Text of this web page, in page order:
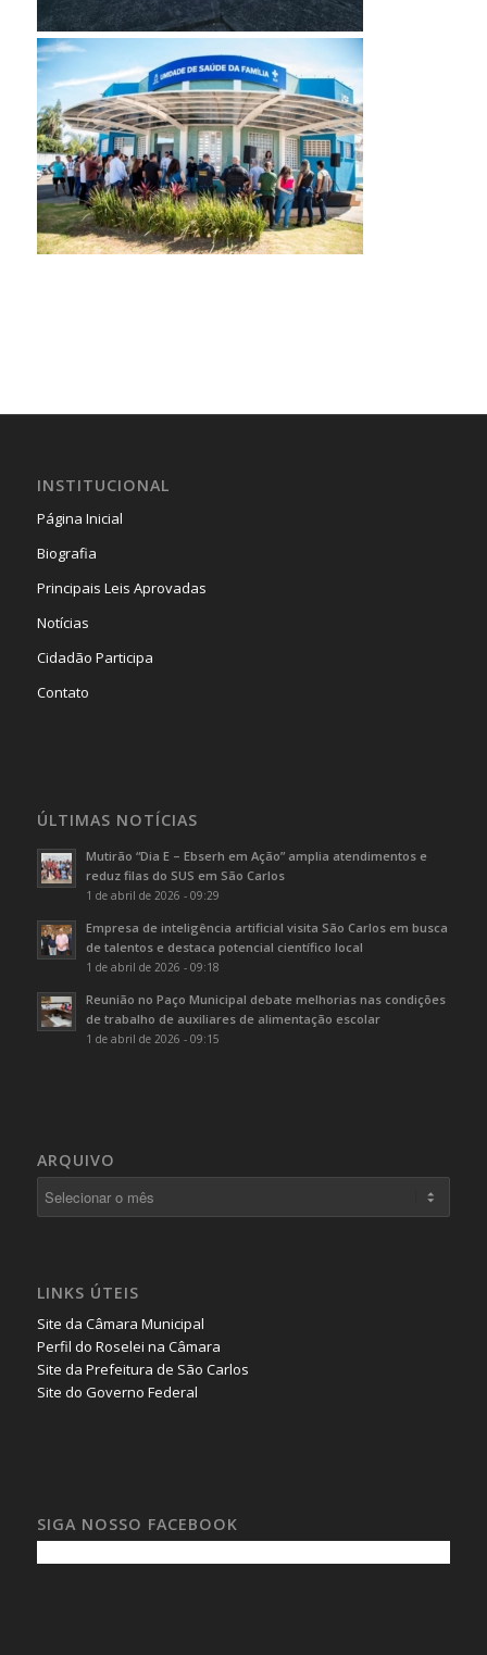
INSTITUCIONAL
Página Inicial
Biografia
Principais Leis Aprovadas
Notícias
Cidadão Participa
Contato
ÚLTIMAS NOTÍCIAS
Mutirão “Dia E – Ebserh em Ação” amplia atendimentos e
reduz filas do SUS em São Carlos
1 de abril de 2026 - 09:29
Empresa de inteligência artificial visita São Carlos em busca
de talentos e destaca potencial científico local
1 de abril de 2026 - 09:18
Reunião no Paço Municipal debate melhorias nas condições
de trabalho de auxiliares de alimentação escolar
1 de abril de 2026 - 09:15
ARQUIVO
LINKS ÚTEIS
Site da Câmara Municipal
Perfil do Roselei na Câmara
Site da Prefeitura de São Carlos
Site do Governo Federal
SIGA NOSSO FACEBOOK